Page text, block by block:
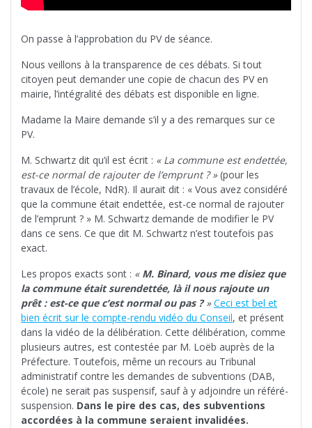
On passe à l’approbation du PV de séance.
Nous veillons à la transparence de ces débats. Si tout
citoyen peut demander une copie de chacun des PV en
mairie, l’intégralité des débats est disponible en ligne.
Madame la Maire demande s’il y a des remarques sur ce
PV.
M. Schwartz dit qu’il est écrit : « La commune est endettée,
est-ce normal de rajouter de l’emprunt ? »(pour les
travaux de l’école, NdR). Il aurait dit : « Vous avez considéré
que la commune était endettée, est-ce normal de rajouter
de l’emprunt ? » M. Schwartz demande de modifier le PV
dans ce sens. Ce que dit M. Schwartz n’est toutefois pas
exact.
Les propos exacts sont : « M. Binard, vous me disiez que
la commune était surendettée, là il nous rajoute un
prêt : est-ce que c’est normal ou pas ?» Ceci est bel et
bien écrit sur le compte-rendu vidéo du Conseil, et présent
dans la vidéo de la délibération. Cette délibération, comme
plusieurs autres, est contestée par M. Loëb auprès de la
Préfecture. Toutefois, même un recours au Tribunal
administratif contre les demandes de subventions (DAB,
école) ne serait pas suspensif, sauf à y adjoindre un référé-
suspension. Dans le pire des cas, des subventions
accordées à la commune seraient invalidées.